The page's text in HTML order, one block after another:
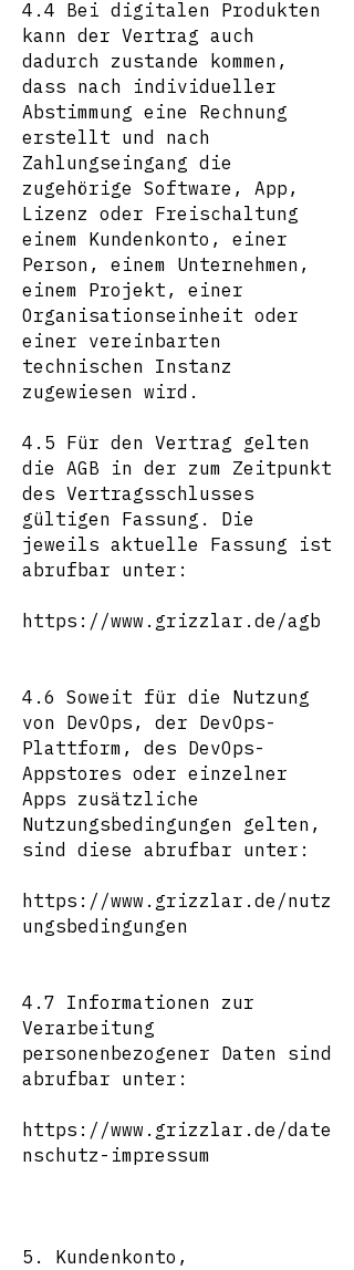
4.4 Bei digitalen Produkten
kann der Vertrag auch
dadurch zustande kommen,
dass nach individueller
Abstimmung eine Rechnung
erstellt und nach
Zahlungseingang die
zugehörige Software, App,
Lizenz oder Freischaltung
einem Kundenkonto, einer
Person, einem Unternehmen,
einem Projekt, einer
Organisationseinheit oder
einer vereinbarten
technischen Instanz
zugewiesen wird.
4.5 Für den Vertrag gelten
die AGB in der zum Zeitpunkt
des Vertragsschlusses
gültigen Fassung. Die
jeweils aktuelle Fassung ist
abrufbar unter:
https://www.grizzlar.de/agb
4.6 Soweit für die Nutzung
von DevOps, der DevOps-
Plattform, des DevOps-
Appstores oder einzelner
Apps zusätzliche
Nutzungsbedingungen gelten,
sind diese abrufbar unter:
https://www.grizzlar.de/nutz
ungsbedingungen
4.7 Informationen zur
Verarbeitung
personenbezogener Daten sind
abrufbar unter:
https://www.grizzlar.de/date
nschutz-impressum
5. Kundenkonto,